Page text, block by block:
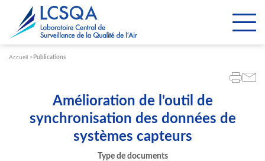
Accueil Publications
Amélioration de l'outil de
synchronisation des données de
systèmes capteurs
Type de documents
Paramétrer les cookies